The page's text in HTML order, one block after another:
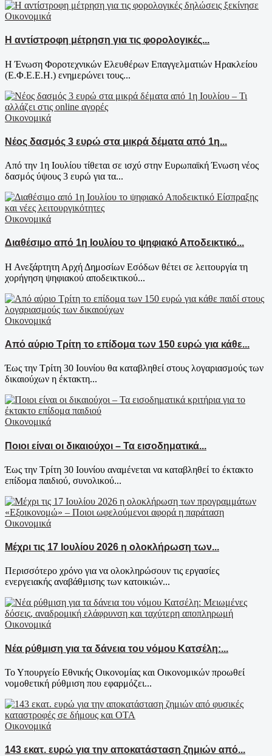
Οικονομικά
Η αντίστροφη μέτρηση για τις φορολογικές...
Η Ένωση Φοροτεχνικών Ελευθέρων Επαγγελματιών Ηρακλείου
(Ε.Φ.Ε.Ε.Η.) ενημερώνει τους...
Οικονομικά
Νέος δασμός 3 ευρώ στα μικρά δέματα από 1η...
Από την 1η Ιουλίου τίθεται σε ισχύ στην Ευρωπαϊκή Ένωση νέος
δασμός ύψους 3 ευρώ για τα...
Οικονομικά
Διαθέσιμο από 1η Ιουλίου το ψηφιακό Αποδεικτικό...
Η Ανεξάρτητη Αρχή Δημοσίων Εσόδων θέτει σε λειτουργία τη
χορήγηση ψηφιακού αποδεικτικού...
Οικονομικά
Από αύριο Τρίτη το επίδομα των 150 ευρώ για κάθε...
Έως την Τρίτη 30 Ιουνίου θα καταβληθεί στους λογαριασμούς των
δικαιούχων η έκτακτη...
Οικονομικά
Ποιοι είναι οι δικαιούχοι – Τα εισοδηματικά...
Έως την Τρίτη 30 Ιουνίου αναμένεται να καταβληθεί το έκτακτο
επίδομα παιδιού, συνολικού...
Οικονομικά
Μέχρι τις 17 Ιουλίου 2026 η ολοκλήρωση των...
Περισσότερο χρόνο για να ολοκληρώσουν τις εργασίες
ενεργειακής αναβάθμισης των κατοικιών...
Οικονομικά
Νέα ρύθμιση για τα δάνεια του νόμου Κατσέλη:...
Το Υπουργείο Εθνικής Οικονομίας και Οικονομικών προωθεί
νομοθετική ρύθμιση που εφαρμόζει...
Οικονομικά
143 εκατ. ευρώ για την αποκατάσταση ζημιών από...